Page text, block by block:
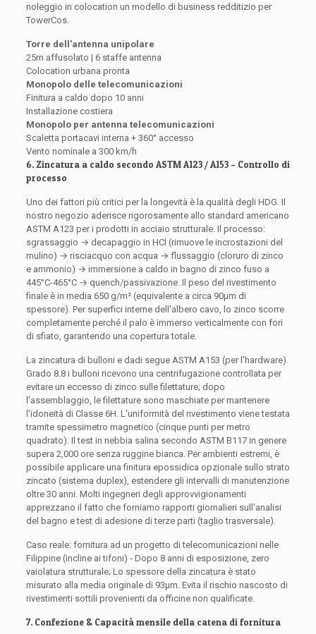
noleggio in colocation un modello di business redditizio per
TowerCos.
Torre dell'antenna unipolare
25m affusolato | 6 staffe antenna
Colocation urbana pronta
Monopolo delle telecomunicazioni
Finitura a caldo dopo 10 anni
Installazione costiera
Monopolo per antenna telecomunicazioni
Scaletta portacavi interna + 360° accesso
Vento nominale a 300 km/h
6. Zincatura a caldo secondo ASTM A123 / A153 – Controllo di
processo
Uno dei fattori più critici per la longevità è la qualità degli HDG. Il
nostro negozio aderisce rigorosamente allo standard americano
ASTM A123 per i prodotti in acciaio strutturale. Il processo:
sgrassaggio → decapaggio in HCl (rimuove le incrostazioni del
mulino) → risciacquo con acqua → flussaggio (cloruro di zinco
e ammonio) → immersione a caldo in bagno di zinco fuso a
445°C-465°C → quench/passivazione. Il peso del rivestimento
finale è in media 650 g/m² (equivalente a circa 90μm di
spessore). Per superfici interne dell'albero cavo, lo zinco scorre
completamente perché il palo è immerso verticalmente con fori
di sfiato, garantendo una copertura totale.
La zincatura di bulloni e dadi segue ASTM A153 (per l'hardware).
Grado 8.8 i bulloni ricevono una centrifugazione controllata per
evitare un eccesso di zinco sulle filettature; dopo
l'assemblaggio, le filettature sono maschiate per mantenere
l'idoneità di Classe 6H. L'uniformità del rivestimento viene testata
tramite spessimetro magnetico (cinque punti per metro
quadrato). Il test in nebbia salina secondo ASTM B117 in genere
supera 2,000 ore senza ruggine bianca. Per ambienti estremi, è
possibile applicare una finitura epossidica opzionale sullo strato
zincato (sistema duplex), estendere gli intervalli di manutenzione
oltre 30 anni. Molti ingegneri degli approvvigionamenti
apprezzano il fatto che forniamo rapporti giornalieri sull'analisi
del bagno e test di adesione di terze parti (taglio trasversale).
Caso reale: fornitura ad un progetto di telecomunicazioni nelle
Filippine (incline ai tifoni) - Dopo 8 anni di esposizione, zero
vaiolatura strutturale; Lo spessore della zincatura è stato
misurato alla media originale di 93μm. Evita il rischio nascosto di
rivestimenti sottili provenienti da officine non qualificate.
7. Confezione & Capacità mensile della catena di fornitura